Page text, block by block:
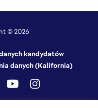
© 2026
kandydatów
danych (Kalifornia)